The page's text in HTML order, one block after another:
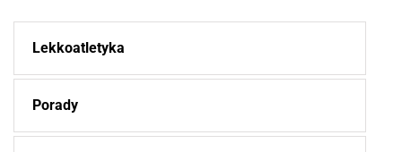
Lekkoatletyka
Porady